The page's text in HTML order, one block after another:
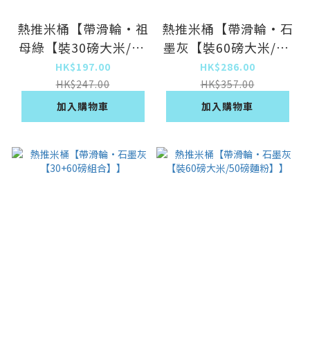
熱推米桶【帶滑輪·祖
母綠【裝30磅大米/25
磅麵粉】】
HK$197.00
HK$247.00
加入購物車
熱推米桶【帶滑輪·石
墨灰【裝60磅大米/50
磅麵粉】】
HK$286.00
HK$357.00
加入購物車